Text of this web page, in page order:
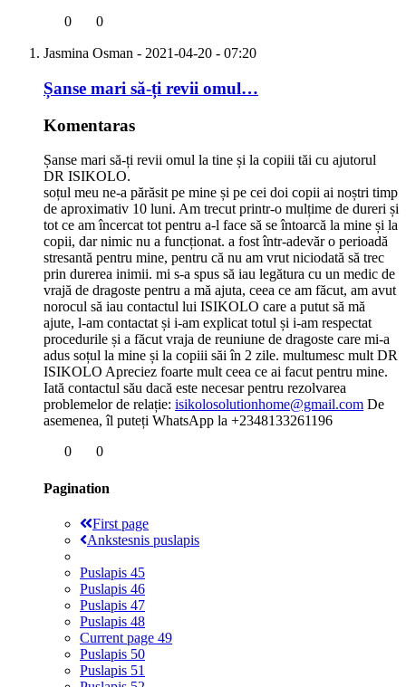
0
0
Jasmina Osman - 2021-04-20 - 07:20
Șanse mari să-ți revii omul…
Komentaras
Șanse mari să-ți revii omul la tine și la copiii tăi cu ajutorul
DR ISIKOLO.
soțul meu ne-a părăsit pe mine și pe cei doi copii ai noștri timp
de aproximativ 10 luni. Am trecut printr-o mulțime de dureri și
tot ce am încercat tot pentru a-l face să se întoarcă la mine și la
copii, dar nimic nu a funcționat. a fost într-adevăr o perioadă
stresantă pentru mine, pentru că nu am vrut niciodată să trec
prin durerea inimii. mi s-a spus să iau legătura cu un medic de
vrajă de dragoste pentru a mă ajuta, ceea ce am făcut, am avut
norocul să iau contactul lui ISIKOLO care a putut să mă
ajute, l-am contactat și i-am explicat totul și i-am respectat
procedurile și a făcut vraja de reuniune de dragoste care mi-a
adus soțul la mine și la copiii săi în 2 zile. multumesc mult DR
ISIKOLO Apreciez foarte mult ceea ce ai facut pentru mine.
Iată contactul său dacă este necesar pentru rezolvarea
problemelor de relație: isikolosolutionhome@gmail.com De
asemenea, îl puteți WhatsApp la +2348133261196
0
0
Pagination
First page
Ankstesnis puslapis
Puslapis 45
Puslapis 46
Puslapis 47
Puslapis 48
Current page 49
Puslapis 50
Puslapis 51